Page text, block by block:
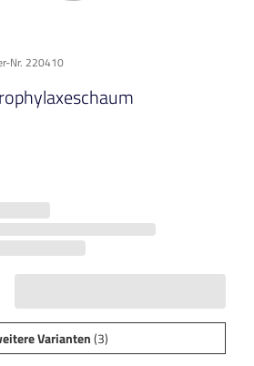
Nr. 220410
Varianten(3)